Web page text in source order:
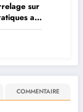
sur
a
COMMENTAIRE